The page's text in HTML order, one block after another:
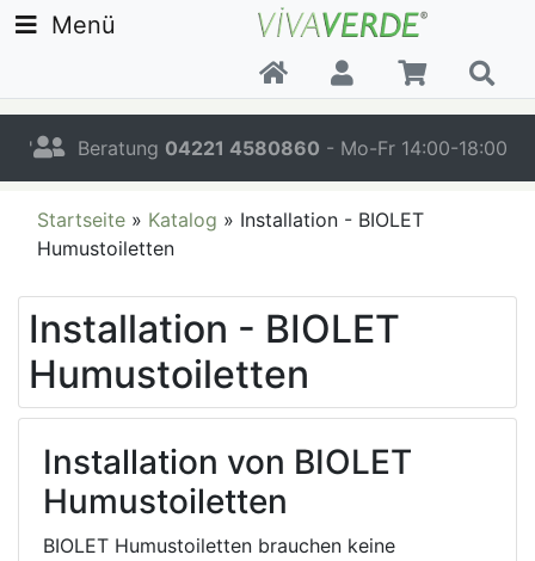
' Beratung 04221 4580860 - Mo-Fr 14:00-18:00
Menü
Startseite » Katalog » Installation - BIOLET
Humustoiletten
Installation - BIOLET
Humustoiletten
Installation von BIOLET
Humustoiletten
BIOLET Humustoiletten brauchen keine